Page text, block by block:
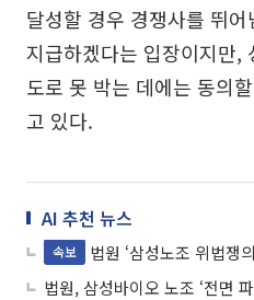
달성할 경우 경쟁사를 뛰
지급하겠다는 입장이지만,
도로 못 박는 데에는 동의
고 있다.
AI 추천 뉴스
속보
법원 ‘삼성노조 위법쟁의 가